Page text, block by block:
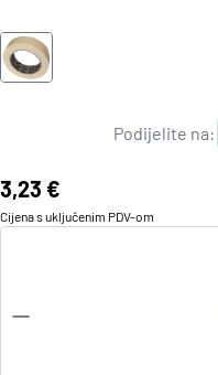
Podijelite na:
Cijena:
3,23 €
Cijena s uključenim PDV-om